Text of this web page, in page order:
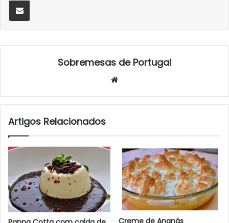
Sobremesas de Portugal
Artigos Relacionados